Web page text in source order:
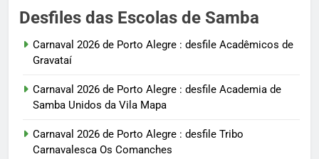
Desfiles das Escolas de Samba
Carnaval 2026 de Porto Alegre : desfile Acadêmicos de
Gravataí
Carnaval 2026 de Porto Alegre : desfile Academia de
Samba Unidos da Vila Mapa
Carnaval 2026 de Porto Alegre : desfile Tribo
Carnavalesca Os Comanches